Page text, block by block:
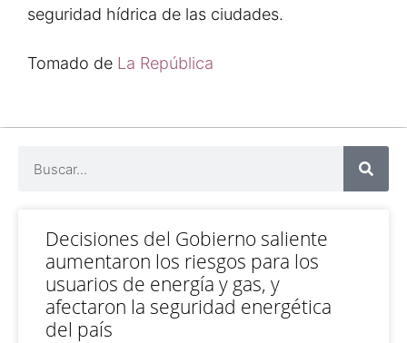
seguridad hídrica de las ciudades.
Tomado de La República
Decisiones del Gobierno saliente
aumentaron los riesgos para los
usuarios de energía y gas, y
afectaron la seguridad energética
del país